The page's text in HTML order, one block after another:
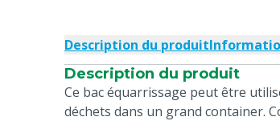
Description du produit
Description du produit
Ce bac équarrissage peut être
déchets dans un grand container.